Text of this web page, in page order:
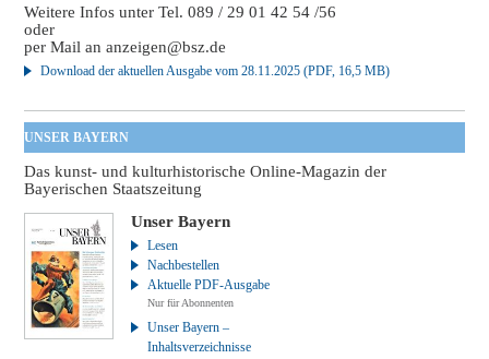
Weitere Infos unter Tel. 089 / 29 01 42 54 /56
oder
per Mail ananzeigen@bsz.de
Download der aktuellen Ausgabe vom 28.11.2025 (PDF, 16,5 MB)
UNSER BAYERN
Das kunst- und kulturhistorische Online-Magazin der
Bayerischen Staatszeitung
Unser Bayern
Lesen
Nachbestellen
Aktuelle PDF-Ausgabe
Nur für Abonnenten
Unser Bayern –
Inhaltsverzeichnisse